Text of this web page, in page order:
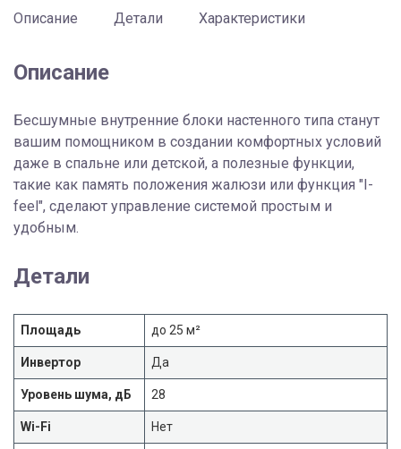
Описание Детали Характеристики
Описание
Бесшумные внутренние блоки настенного типа станут
вашим помощником в создании комфортных условий
даже в спальне или детской, а полезные функции,
такие как память положения жалюзи или функция "I-
feel", сделают управление системой простым и
удобным.
Детали
Площадь до 25 м²
Инвертор Да
Уровень шума, дБ 28
Wi-Fi Нет